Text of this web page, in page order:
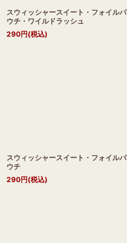
スウィッシャースイート・フォイルパ
ウチ・ワイルドラッシュ
290円(税込)
スウィッシャースイート・フォイルパ
ウチ
290円(税込)